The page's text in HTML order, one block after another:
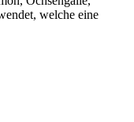
welche eine